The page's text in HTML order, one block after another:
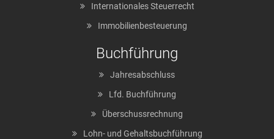
Internationales Steuerrecht
Immobilienbesteuerung
Buchführung
Jahresabschluss
Lfd. Buchführung
Überschussrechnung
Lohn- und Gehaltsbuchführung